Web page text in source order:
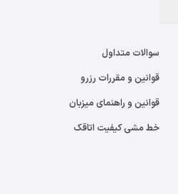
سوالات متداول
قوانین و مقررات رزرو
قوانین و راهنمای میزبان
خط مشی کیفیت اتاقک